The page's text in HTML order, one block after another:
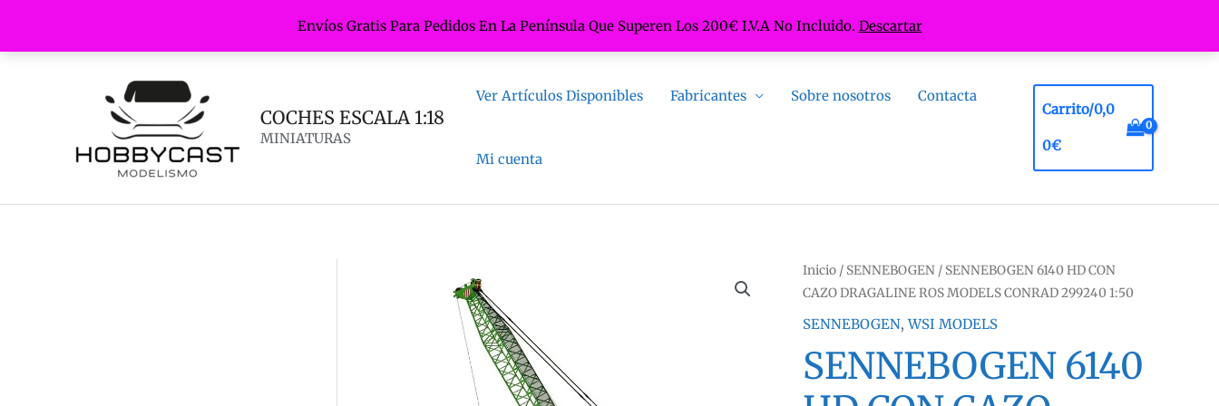
Envíos Gratis Para Pedidos En La Península Que Superen Los 200€ I.V.A No Incluido. Descartar
COCHES ESCALA 1:18
MINIATURAS
Ver Artículos Disponibles Fabricantes Sobre nosotros Contacta
Mi cuenta
Carrito/0,0
0€
Inicio / SENNEBOGEN / SENNEBOGEN 6140 HD CON
CAZO DRAGALINE ROS MODELS CONRAD 299240 1:50
SENNEBOGEN,WSI MODELS
SENNEBOGEN 6140